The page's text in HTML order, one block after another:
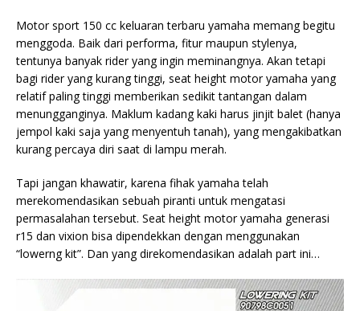
Motor sport 150 cc keluaran terbaru yamaha memang begitu
menggoda. Baik dari performa, fitur maupun stylenya,
tentunya banyak rider yang ingin meminangnya. Akan tetapi
bagi rider yang kurang tinggi, seat height motor yamaha yang
relatif paling tinggi memberikan sedikit tantangan dalam
menungganginya. Maklum kadang kaki harus jinjit balet (hanya
jempol kaki saja yang menyentuh tanah), yang mengakibatkan
kurang percaya diri saat di lampu merah.
Tapi jangan khawatir, karena fihak yamaha telah
merekomendasikan sebuah piranti untuk mengatasi
permasalahan tersebut. Seat height motor yamaha generasi
r15 dan vixion bisa dipendekkan dengan menggunakan
“lowerng kit”. Dan yang direkomendasikan adalah part ini…